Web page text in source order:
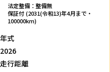
法定整備：整備無
保証付 (2031(令和13)年4月まで・
100000km)
年式
2026
走行距離